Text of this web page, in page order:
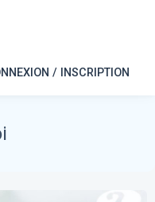
/ INSCRIPTION